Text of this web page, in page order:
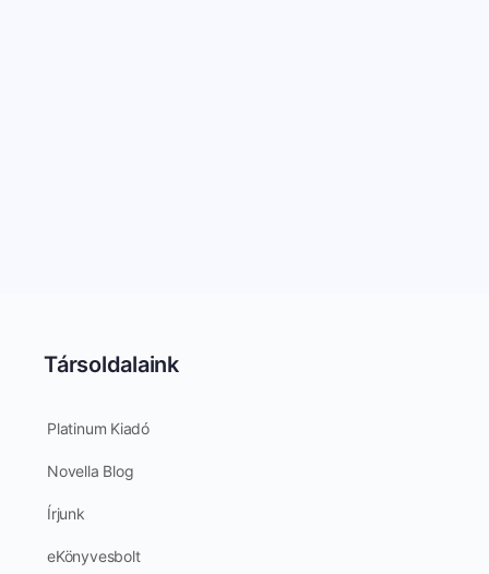
Társoldalaink
Platinum Kiadó
Novella Blog
Írjunk
eKönyvesbolt